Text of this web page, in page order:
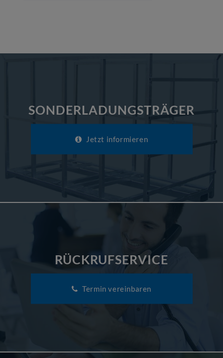
SONDERLADUNGSTRÄGER
Jetzt informieren
RÜCKRUFSERVICE
Termin vereinbaren